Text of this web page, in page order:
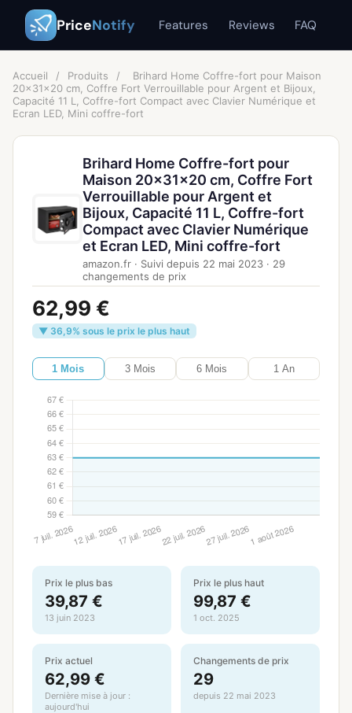
PriceNotify Features Reviews FAQ
Accueil / Produits /
Brihard Home Coffre-fort pour Maison
20x31x20 cm, Coffre Fort Verrouillable pour Argent et Bijoux,
Capacité 11 L, Coffre-fort Compact avec Clavier Numérique et
Ecran LED, Mini coffre-fort
Brihard Home Coffre-fort pour
Maison 20x31x20 cm, Coffre Fort
Verrouillable pour Argent et
Bijoux, Capacité 11 L, Coffre-fort
Compact avec Clavier Numérique
et Ecran LED, Mini coffre-fort
amazon.fr · Suivi depuis 22 mai 2023 · 29
changements de prix
62,99 €
▼ 36,9% sous le prix le plus haut
1 Mois 3 Mois 6 Mois 1 An
Prix le plus bas
39,87 €
13 juin 2023
Prix le plus haut
99,87 €
1 oct. 2025
Prix actuel
62,99 €
Dernière mise à jour :
aujourd'hui
Changements de prix
29
depuis 22 mai 2023